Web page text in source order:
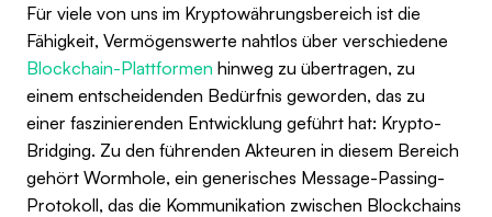
Für viele von uns im Kryptowährungsbereich ist die
Fähigkeit, Vermögenswerte nahtlos über verschiedene
Blockchain-Plattformen hinweg zu übertragen, zu
einem entscheidenden Bedürfnis geworden, das zu
einer faszinierenden Entwicklung geführt hat: Krypto-
Bridging. Zu den führenden Akteuren in diesem Bereich
gehört Wormhole, ein generisches Message-Passing-
Protokoll, das die Kommunikation zwischen Blockchains